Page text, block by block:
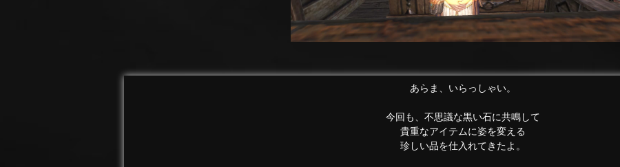
あらま、いらっしゃい。
今回も、不思議な黒い石に共鳴して
貴重なアイテムに姿を変える
珍しい品を仕入れてきたよ。